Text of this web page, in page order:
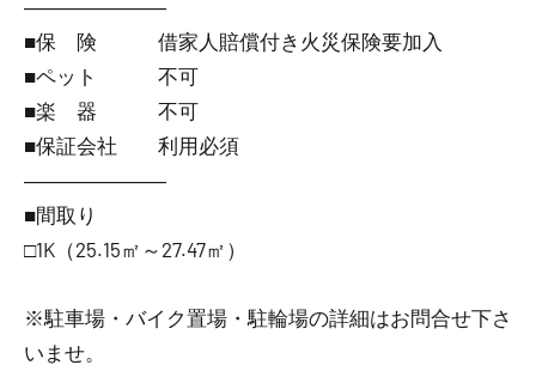
―――――――
■保 険 借家人賠償付き火災保険要加入
■ペット 不可
■楽 器 不可
■保証会社 利用必須
―――――――
■間取り
□1K（25.15㎡～27.47㎡）
※駐車場・バイク置場・駐輪場の詳細はお問合せ下さ
いませ。